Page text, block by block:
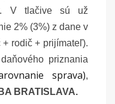
V tlačive sú už
2% (3%) z dane v
rodič + prijímateľ).
priznania
sprava),
BRATISLAVA.